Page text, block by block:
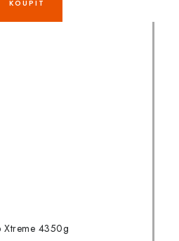
Xtreme 4350g